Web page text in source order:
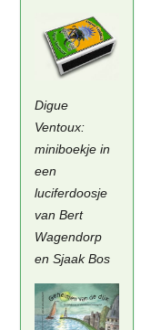
Digue
Ventoux:
miniboekje in
een
luciferdoosje
van Bert
Wagendorp
en Sjaak Bos